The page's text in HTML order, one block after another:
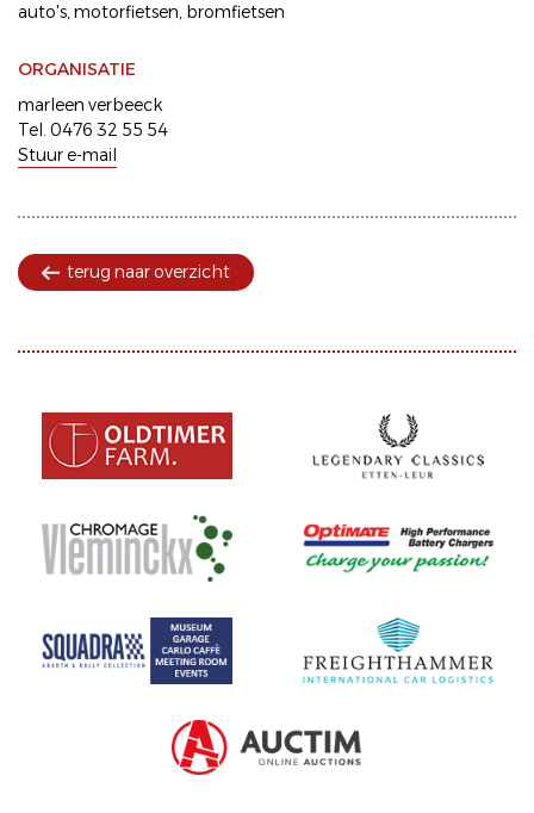
auto's motorfietsen bromfietsen
ORGANISATIE
marleen verbeeck
Tel. 0476 32 55 54
Stuur e-mail
terug naar overzicht